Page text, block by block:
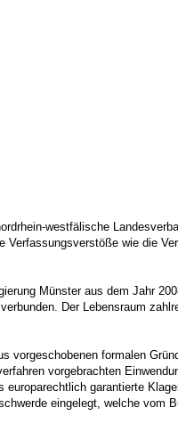
westfälische
wie die
Münster aus dem Jahr
Der Lebensraum
formalen
vorgebrachten
garantierte
eingelegt, welche vom